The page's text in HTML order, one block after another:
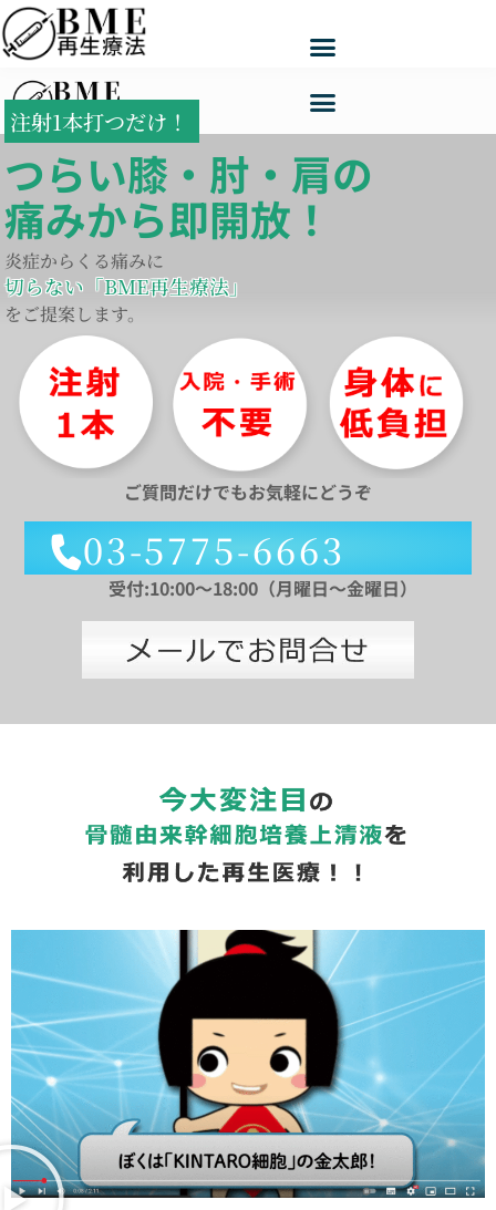
注射1本打つだけ！
つらい膝・肘・肩の
痛みから即開放！
炎症からくる痛みに
切らない「BME再生療法」
をご提案します。
ご質問だけでもお気軽にどうぞ
03-5775-6663
受付:10:00～18:00（月曜日～金曜日）